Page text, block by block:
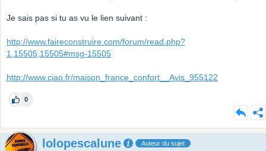
Je sais pas si tu as vu le lien suivant :
http://www.faireconstruire.com/forum/read.php?
1,15505,15505#msg-15505
http://www.ciao.fr/maison_france_confort__Avis_955122
0
lolopescalune Auteur du sujet